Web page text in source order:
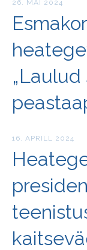
26. MAI 2024
16. APRILL 2024